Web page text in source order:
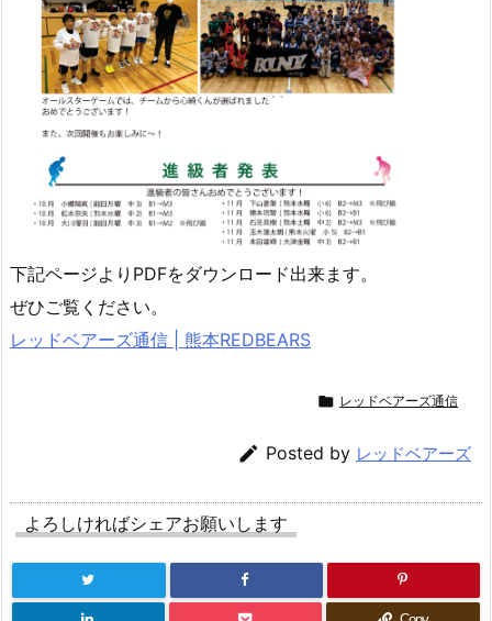
下記ページよりPDFをダウンロード出来ます。
ぜひご覧ください。
レッドベアーズ通信 | 熊本REDBEARS
 レッドベアーズ通信
 Posted by レッドベアーズ
よろしければシェアお願いします